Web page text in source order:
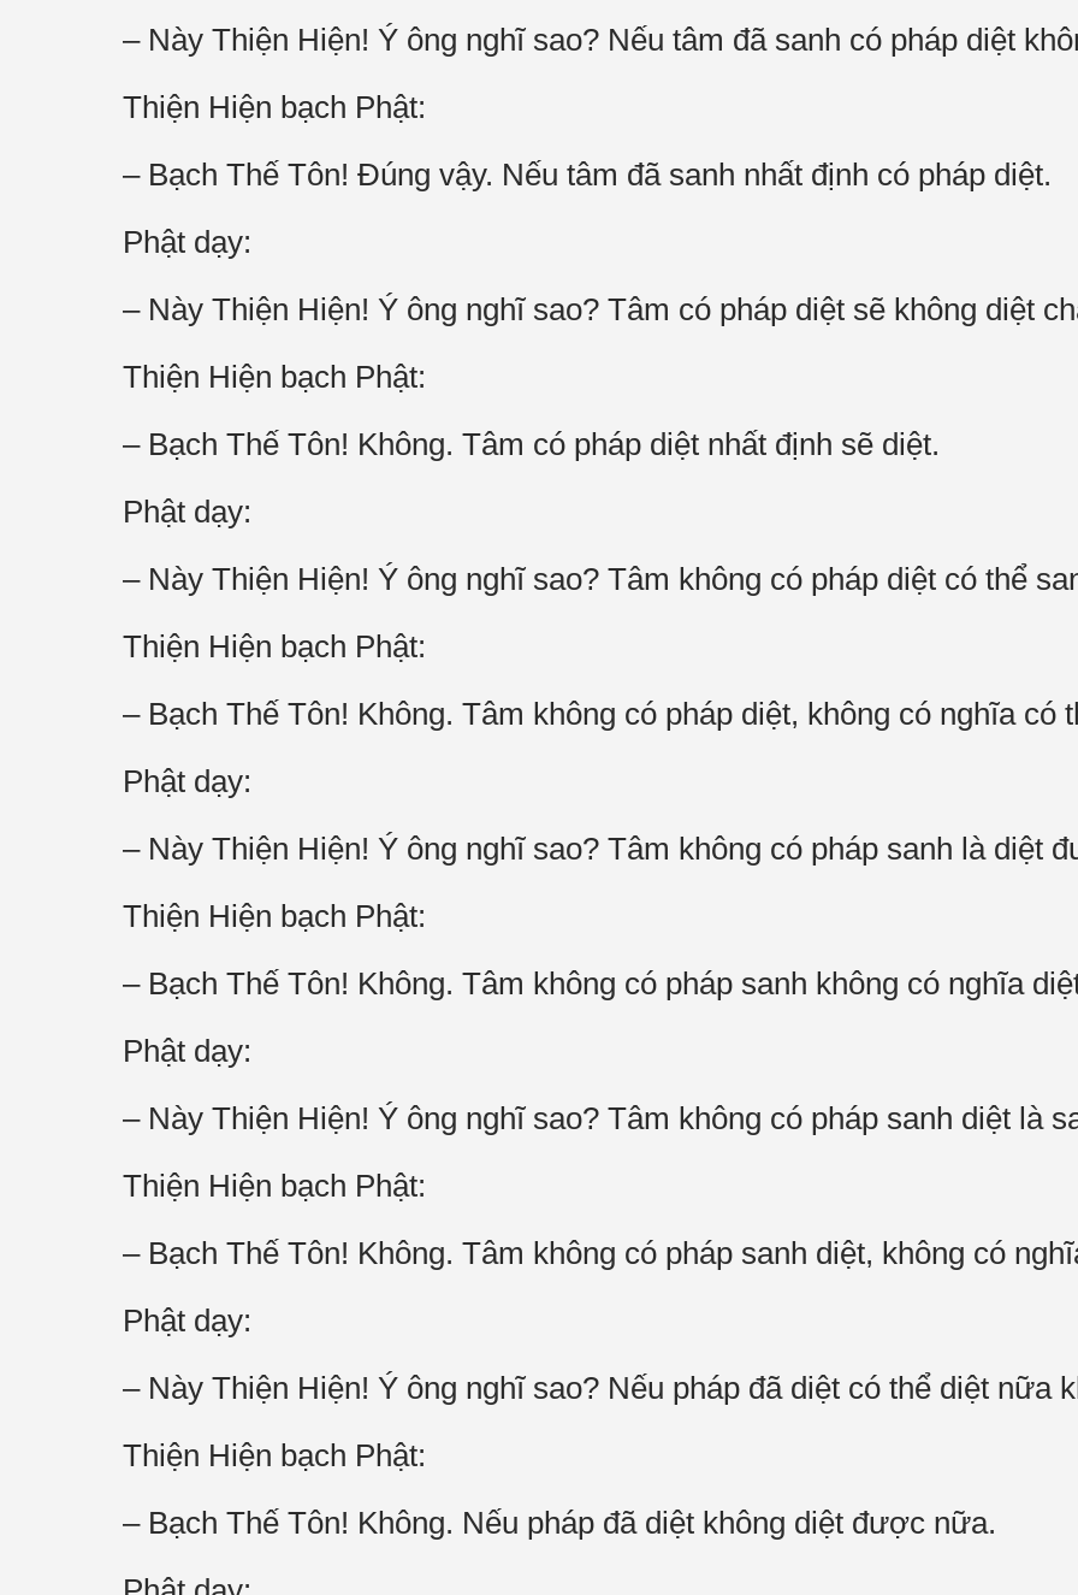
– Này Thiện Hiện! Ý ông nghĩ sao? Nếu tâm đã sanh có pháp diệt
Thiện Hiện bạch Phật:
– Bạch Thế Tôn! Đúng vậy. Nếu tâm đã sanh nhất định có pháp diệt.
Phật dạy:
– Này Thiện Hiện! Ý ông nghĩ sao? Tâm có pháp diệt sẽ không diệt
Thiện Hiện bạch Phật:
– Bạch Thế Tôn! Không. Tâm có pháp diệt nhất định sẽ diệt.
Phật dạy:
– Này Thiện Hiện! Ý ông nghĩ sao? Tâm không có pháp diệt có thể
Thiện Hiện bạch Phật:
– Bạch Thế Tôn! Không. Tâm không có pháp diệt, không có nghĩa có
Phật dạy:
– Này Thiện Hiện! Ý ông nghĩ sao? Tâm không có pháp sanh là diệt
Thiện Hiện bạch Phật:
– Bạch Thế Tôn! Không. Tâm không có pháp sanh không có nghĩa
Phật dạy:
– Này Thiện Hiện! Ý ông nghĩ sao? Tâm không có pháp sanh diệt là
Thiện Hiện bạch Phật:
– Bạch Thế Tôn! Không. Tâm không có pháp sanh diệt, không có
Phật dạy:
– Này Thiện Hiện! Ý ông nghĩ sao? Nếu pháp đã diệt có thể diệt nữa
Thiện Hiện bạch Phật:
– Bạch Thế Tôn! Không. Nếu pháp đã diệt không diệt được nữa.